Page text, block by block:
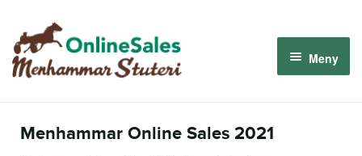
Hoppa
till
navigering
Hoppa
till
innehåll
Meny
Menhammar Online Sales 2021